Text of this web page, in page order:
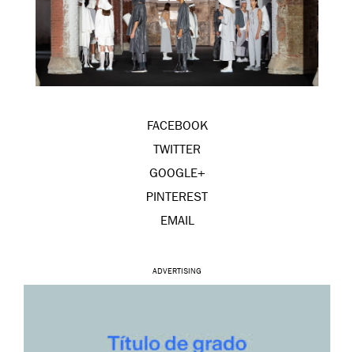
FACEBOOK
TWITTER
GOOGLE+
PINTEREST
EMAIL
ADVERTISING